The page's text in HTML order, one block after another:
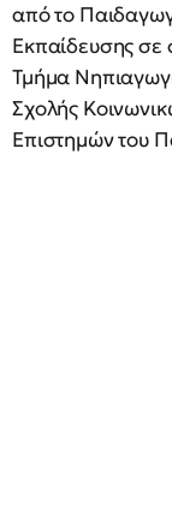
από το
Εκπαίδευσης σε
Τμήμα
Σχολής
Επιστημών του